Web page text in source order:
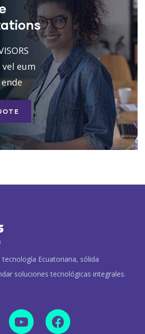
eum
tecnología Ecuatoriana, sólida
soluciones tecnológicas integrales.